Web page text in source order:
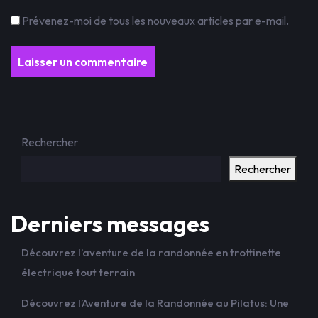
Prévenez-moi de tous les nouveaux articles par e-mail.
Rechercher
Rechercher
Derniers messages
Découvrez l’aventure de la randonnée en trottinette
électrique tout terrain
Découvrez l’Aventure de la Randonnée au Pilatus: Une